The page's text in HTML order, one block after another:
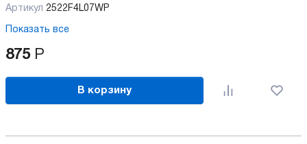
Артикул 2522F4L07WP
Показать все
875 Р
В корзину